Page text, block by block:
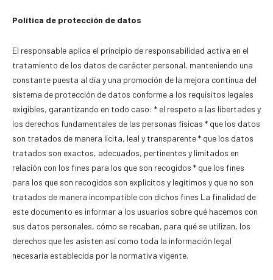
Política de protección de datos
El responsable aplica el principio de responsabilidad activa en el
tratamiento de los datos de carácter personal, manteniendo una
constante puesta al día y una promoción de la mejora continua del
sistema de protección de datos conforme a los requisitos legales
exigibles, garantizando en todo caso: * el respeto a las libertades y
los derechos fundamentales de las personas físicas * que los datos
son tratados de manera lícita, leal y transparente * que los datos
tratados son exactos, adecuados, pertinentes y limitados en
relación con los fines para los que son recogidos * que los fines
para los que son recogidos son explícitos y legítimos y que no son
tratados de manera incompatible con dichos fines La finalidad de
este documento es informar a los usuarios sobre qué hacemos con
sus datos personales, cómo se recaban, para qué se utilizan, los
derechos que les asisten así como toda la información legal
necesaria establecida por la normativa vigente.